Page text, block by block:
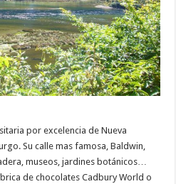
por excelencia de Nueva
Su calle mas famosa, Baldwin,
museos, jardines botánicos…
de chocolates Cadbury World o